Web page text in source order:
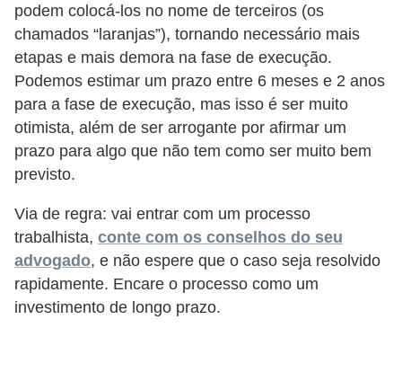
podem colocá-los no nome de terceiros (os
chamados “laranjas”), tornando necessário mais
etapas e mais demora na fase de execução.
Podemos estimar um prazo entre 6 meses e 2 anos
para a fase de execução, mas isso é ser muito
otimista, além de ser arrogante por afirmar um
prazo para algo que não tem como ser muito bem
previsto.
Via de regra: vai entrar com um processo
trabalhista, conte com os conselhos do seu
advogado, e não espere que o caso seja resolvido
rapidamente. Encare o processo como um
investimento de longo prazo.
ó
g
i
o
s
d
e
o
n
t
o